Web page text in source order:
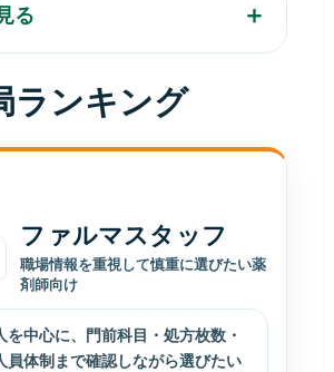
る
ランキング
ファルマスタッフ
職場情報を重視して慎重に選びたい薬
剤師向け
を中心に、門前科目・処方枚数・
員体制まで確認しながら選びたい